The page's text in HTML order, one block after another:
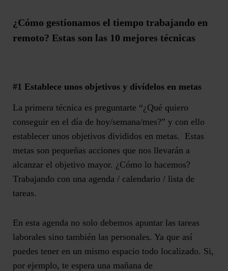
¿Cómo gestionamos el tiempo trabajando en
remoto? Estas son las 10 mejores técnicas
#1 Establece unos objetivos y divídelos en metas
La primera técnica es preguntarte “¿Qué quiero
conseguir en el día de hoy/semana/mes?” y con ello
establecer unos objetivos divididos en metas.
Estas
metas son pequeñas acciones que nos llevarán a
alcanzar el objetivo mayor. ¿Cómo lo hacemos?
Trabajando con una agenda / calendario / lista de
tareas.
En esta agenda no solo debemos apuntar las tareas
laborales sino también las personales. Ya que así
puedes tener en un mismo espacio todo localizado. Si,
por ejemplo, te espera una mañana de